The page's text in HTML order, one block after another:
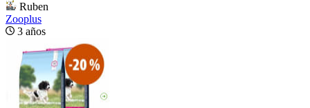
Ruben
Zooplus
3 años